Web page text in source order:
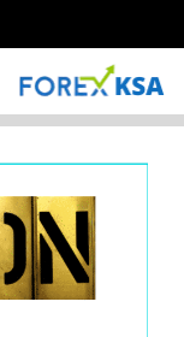
المحتوى